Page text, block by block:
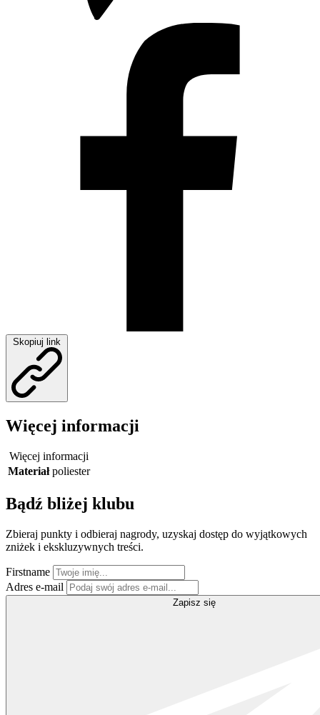
Skopiuj link
Więcej informacji
Więcej informacji
Materiał poliester
Bądź bliżej klubu
Zbieraj punkty i odbieraj nagrody, uzyskaj dostęp do wyjątkowych
zniżek i ekskluzywnych treści.
Firstname
Adres e-mail
Zapisz się